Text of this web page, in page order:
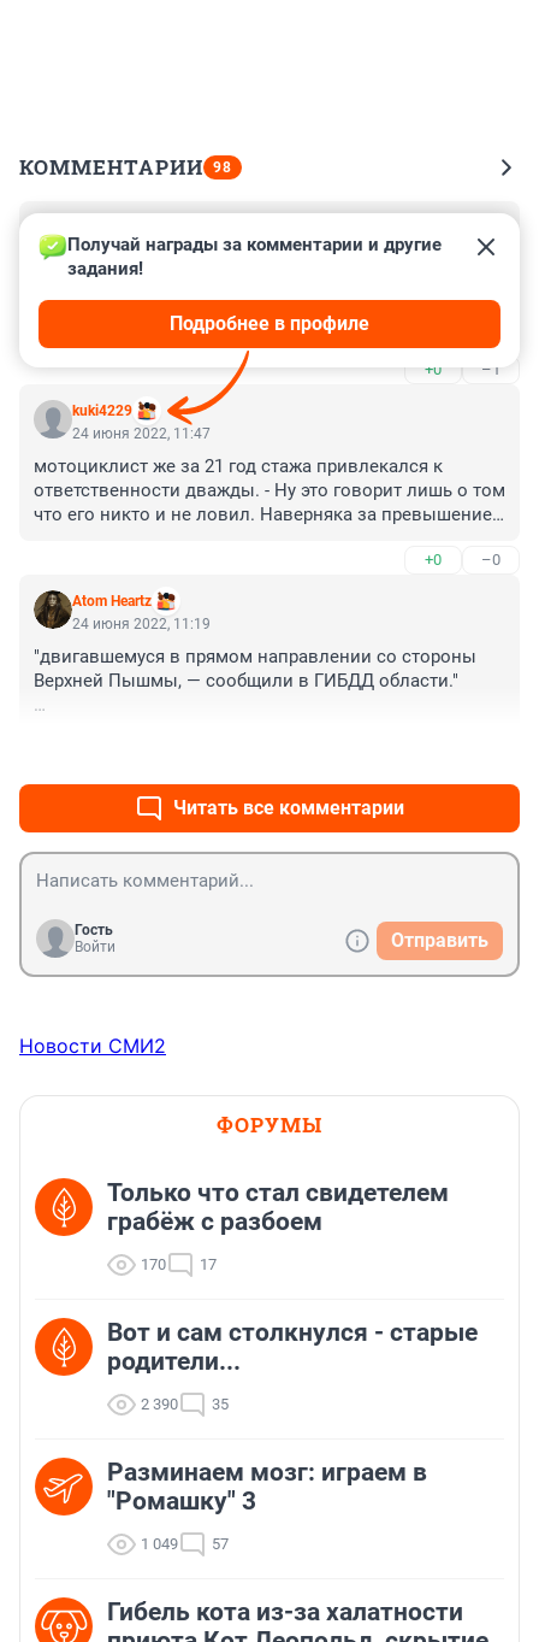
КОММЕНТАРИИ 98
24 июня 2022, 11:52
Задолбали эти мотоциклисты. Вчера в пробке стояла,
так один протискивался на своем моцике между
рядами, чуть мне зеркало не сломал. Про скорость ч
которой передвинаются вообще молчу.
+0 –1
kuki4229
Получай награды за комментарии и другие
задания!
Подробнее в профиле
24 июня 2022, 11:47
мотоциклист же за 21 год стажа привлекался к
ответственности дважды. - Ну это говорит лишь о том
что его никто и не ловил. Наверняка за превышение
Мотоциклисты ни как в голову не возьмут что их
увидеть ,вероятность меньше чем автомобиль , да
еще с их скоростями и маневрами. Ехал бы как все со
средней скоростью то и цел бы сейчас был .
+0 –0
Atom Heartz
24 июня 2022, 11:19
"двигавшемуся в прямом направлении со стороны
Верхней Пышмы, — сообщили в ГИБДД области."
Читать все комментарии
Гость
Войти
Отправить
Новости СМИ2
ФОРУМЫ
Только что стал свидетелем
грабёж с разбоем
170 17
Вот и сам столкнулся - старые
родители...
2 390 35
Разминаем мозг: играем в
"Ромашку" 3
1 049 57
Гибель кота из-за халатности